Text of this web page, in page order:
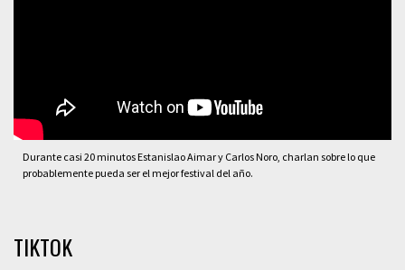
Durante casi 20 minutos Estanislao Aimar y Carlos Noro, charlan sobre lo que
probablemente pueda ser el mejor festival del año.
TIKTOK